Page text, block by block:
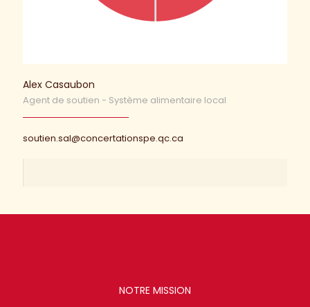
Alex Casaubon
Agent de soutien - Système alimentaire local
soutien.sal@concertationspe.qc.ca
NOTRE MISSION